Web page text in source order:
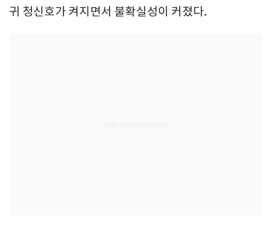
귀 청신호가 켜지면서 불확실성이 커졌다.